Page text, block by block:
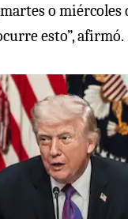
o miércoles
esto”, afirmó.